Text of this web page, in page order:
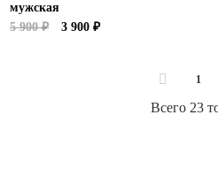
мужская
5 900 ₽
3 900 ₽
1
Всего 23